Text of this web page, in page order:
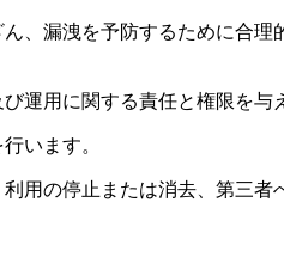
、漏洩を予防するために合理
運用に関する責任と権限を与
います。
用の停止または消去、第三